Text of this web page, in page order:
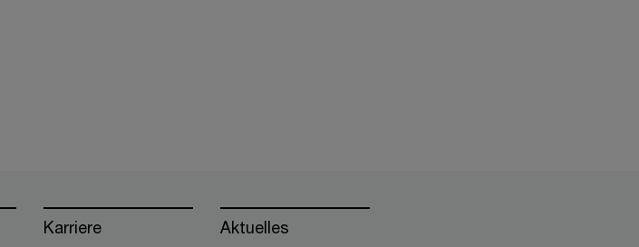
Karriere Aktuelles